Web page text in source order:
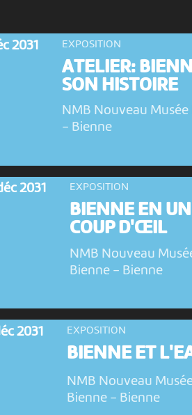
2031 EXPOSITION
ATELIER:
SON HISTOIRE
NMB Nouveau Musée
- Bienne
2031 EXPOSITION
BIENNE EN UN
COUP D'ŒIL
NMB Nouveau
Bienne - Bienne
2031 EXPOSITION
BIENNE ET
NMB Nouveau
Bienne - Bienne